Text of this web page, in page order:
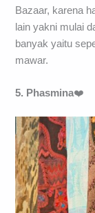
Bazaar, karena
lain yakni mulai
banyak yaitu
mawar.
5. Phasmina❤️